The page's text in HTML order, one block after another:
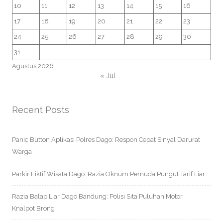
Agustus 2026
10 11 12 13 14 15 16
17 18 19 20 21 22 23
24 25 26 27 28 29 30
31
« Jul
Recent Posts
Panic Button Aplikasi Polres Dago: Respon Cepat Sinyal Darurat
Warga
Parkir Fiktif Wisata Dago: Razia Oknum Pemuda Pungut Tarif Liar
Razia Balap Liar Dago Bandung: Polisi Sita Puluhan Motor
Knalpot Brong